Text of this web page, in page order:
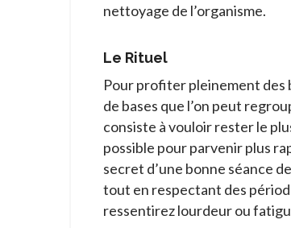
nettoyage de l’organisme.
Le Rituel
Pour profiter pleinement des
de bases que l’on peut
consiste à vouloir rester le
possible pour parvenir plus
secret d’une bonne séance
tout en respectant des
ressentirez lourdeur ou